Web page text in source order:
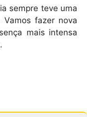
sempre teve uma
fazer nova
mais intensa